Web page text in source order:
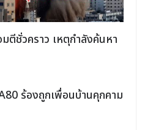
ตีชั่วคราว เหตุกำลังค้นหา
ร้องถูกเพื่อนบ้านคุกคาม